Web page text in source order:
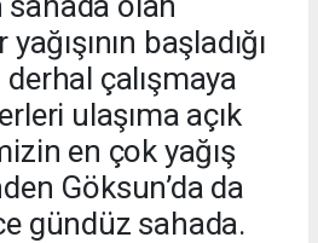
başladığı
çalışmaya
ulaşıma açık
en çok yağış
Göksun’da da
gündüz sahada.